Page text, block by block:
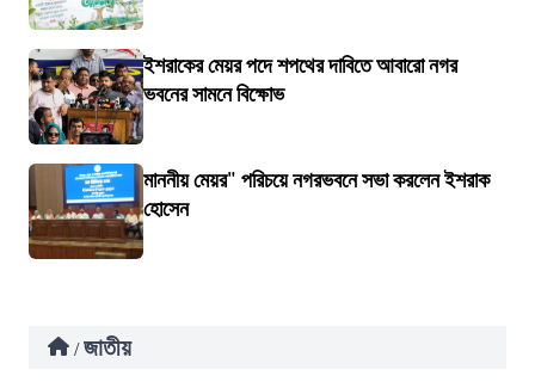
ইশরাকের মেয়র পদে শপথের দাবিতে আবারো নগর
ভবনের সামনে বিক্ষোভ
মাননীয় মেয়র" পরিচয়ে নগরভবনে সভা করলেন ইশরাক
হোসেন
/ জাতীয়